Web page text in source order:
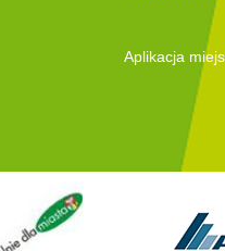
Aplikacja